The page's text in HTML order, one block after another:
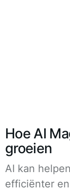
Hoe AI
groeien
AI kan
efficiënter